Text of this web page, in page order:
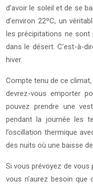
d’avoir le soleil et de se
d’environ 22ºC, un
les précipitations ne
dans le désert. C’est-à-
hiver.
Compte tenu de ce
devrez-vous emporter
pouvez prendre une
pendant la journée les
l’oscillation thermique
des nuits où une baisse
Si vous prévoyez de vous
vous n’aurez besoin